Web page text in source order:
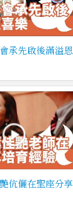
承先啟後滿溢恩
伉儷在聖座分享